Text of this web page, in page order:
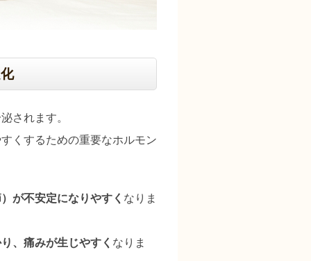
されます。
くするための重要なホルモン
が不安定になりやすく なりま
、痛みが生じやすく なりま